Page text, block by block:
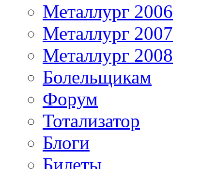
Металлург 2006
Металлург 2007
Металлург 2008
Болельщикам
Форум
Тотализатор
Блоги
Билеты